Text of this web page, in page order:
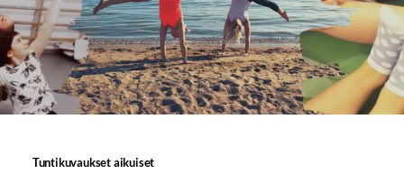
Tuntikuvaukset aikuiset